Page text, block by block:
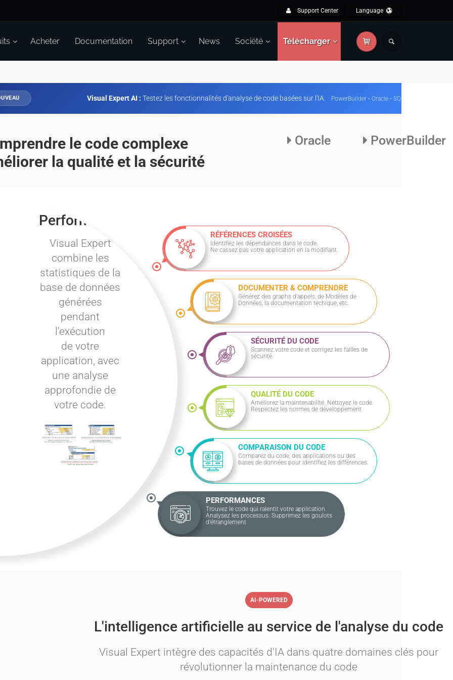
Support Center Language
Acheter Documentation Support News Société Télécharger
Visual Expert AI : Testez les fonctionnalités d'analyse de code basées sur l'IA. PowerBuilder • Oracle • SQL Server
le code complexe
la qualité et la sécurité
Oracle PowerBuilder
Références
Croisées
Analysez
l'impact d'une
modification
dans votre
code.
Estimez ce que
vous devez
modifier pour
effectuer un
changement
sans casser
votre
application.
RÉFÉRENCES CROISÉES
Identifiez les dépendances dans le code.
Ne cassez pas votre application en la modifiant.
DOCUMENTER & COMPRENDRE
Générez des graphs d'appels, de Modèles de
Données, la documentation techique, etc.
SÉCURITÉ DU CODE
Scannez votre code et corrigez les failles de
sécurité.
QUALITÉ DU CODE
Améliorez la maintenabilité. Néttoyez le code.
Respectez les normes de développement
COMPARAISON DU CODE
Comparez du code, des applications ou des
bases de données pour identifiez les différences.
PERFORMANCES
Trouvez le code qui ralentit votre application.
Analysez les processus. Supprimez les goulots
d'étranglement
AI-POWERED
L'intelligence artificielle au service de l'analyse du code
Visual Expert intègre des capacités d'IA dans quatre domaines clés pour
révolutionner la maintenance du code